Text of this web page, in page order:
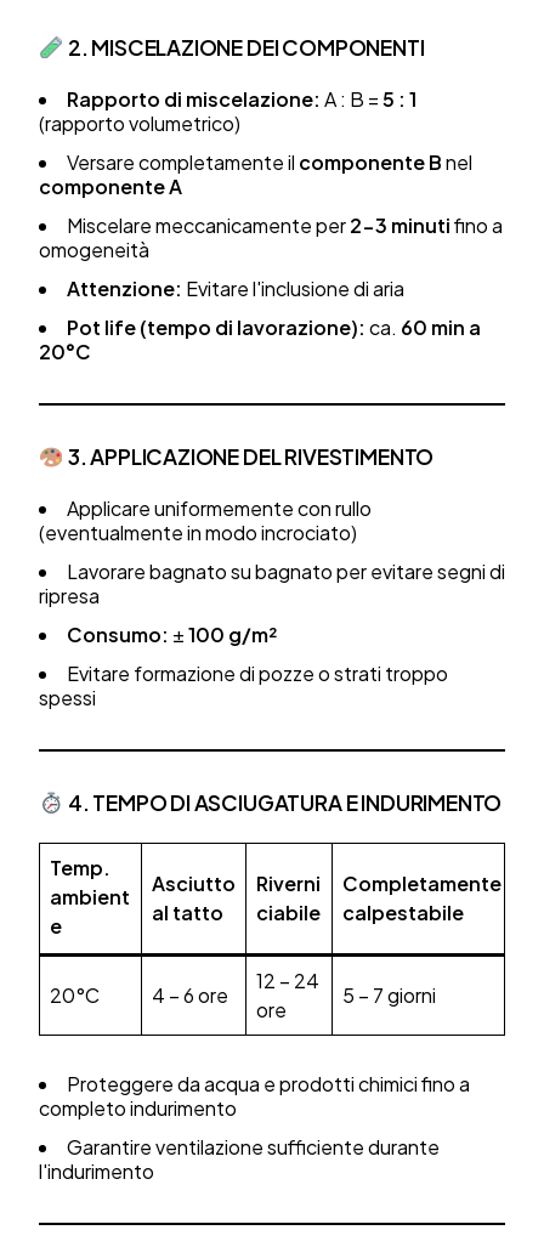
2. MISCELAZIONE DEI COMPONENTI
Rapporto di miscelazione: A : B =5 : 1
(rapporto volumetrico)
Versare completamente il componente Bnel
componente A
Miscelare meccanicamente per2-3 minutifino a
omogeneità
Attenzione: Evitare l'inclusione di aria
Pot life (tempo di lavorazione): ca. 60 min a
20°C
3. APPLICAZIONE DEL RIVESTIMENTO
Applicare uniformemente con rullo
(eventualmente in modo incrociato)
Lavorare bagnato su bagnato per evitare segni di
ripresa
Consumo: ±100 g/m²
Evitare formazione di pozze o strati troppo
spessi
4. TEMPO DI ASCIUGATURA E INDURIMENTO
Temp.
ambient
e
Asciutto
al tatto
Riverni
ciabile
Completamente
calpestabile
20°C 4 – 6 ore
12 – 24
ore
5 – 7 giorni
Proteggere da acqua e prodotti chimici fino a
completo indurimento
Garantire ventilazione sufficiente durante
l'indurimento